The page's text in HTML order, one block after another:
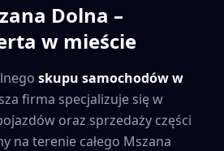
Dolna –
w mieście
skupu samochodów w
firma specjalizuje się w
oraz sprzedaży części
na terenie całego Mszana